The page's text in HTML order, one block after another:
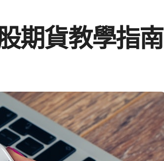
期貨教學指南